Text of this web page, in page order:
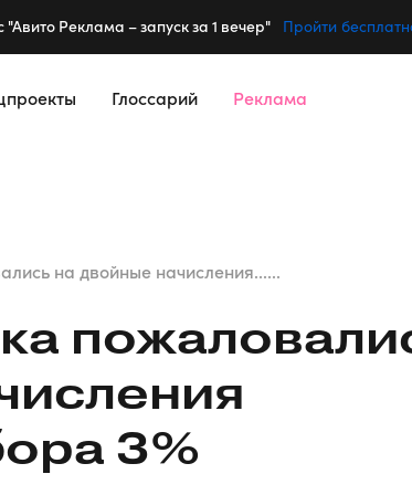
"Авито Реклама – запуск за 1 вечер" Пройти
Глоссарий Реклама
на двойные начисления......
3%